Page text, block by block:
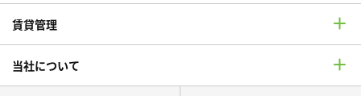
賃貸管理
当社について